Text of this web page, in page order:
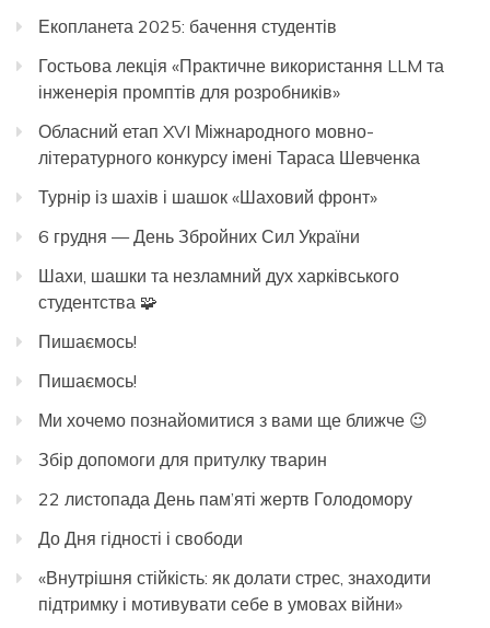
Екопланета 2025: бачення студентів
Гостьова лекція «Практичне використання LLM та
інженерія промптів для розробників»
Обласний етап XVI Міжнародного мовно-
літературного конкурсу імені Тараса Шевченка
Турнір із шахів і шашок «Шаховий фронт»
6 грудня — День Збройних Сил України
Шахи, шашки та незламний дух харківського
студентства 🧩
Пишаємось!
Пишаємось!
Ми хочемо познайомитися з вами ще ближче 😉
Збір допомоги для притулку тварин
22 листопада День пам’яті жертв Голодомору
До Дня гідності і свободи
«Внутрішня стійкість: як долати стрес, знаходити
підтримку і мотивувати себе в умовах війни»